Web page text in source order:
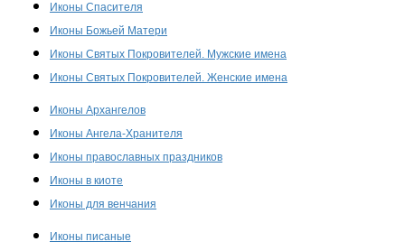
Иконы Спасителя
Иконы Божьей Матери
Иконы Святых Покровителей. Мужские имена
Иконы Святых Покровителей. Женские имена
Иконы Архангелов
Иконы Ангела-Хранителя
Иконы православных праздников
Иконы в киоте
Иконы для венчания
Иконы писаные